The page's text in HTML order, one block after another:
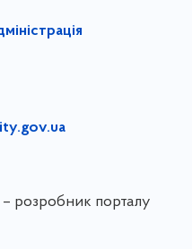
розробник порталу